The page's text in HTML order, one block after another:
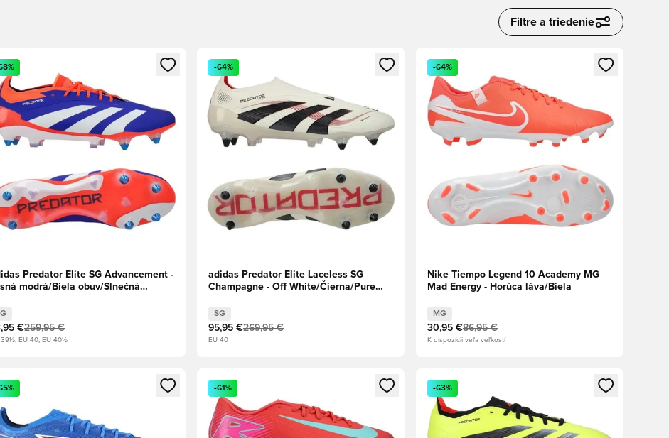
Filtre a triedenie
členmodál na prihlásenie alebo registráciu ako člen
Predator Elite SG Advancement -
modrá/Biela obuv/Slnečná
€259,95 €
39½, EU 40, EU 40½
Otvorí modál na prihlásenie alebo registráciu ako člen
-64%
adidas Predator Elite Laceless SG
Champagne - Off White/Čierna/Pure
SG
95,95 €269,95 €
EU 40
Otvorí modál na prihlásenie alebo registráciu ako
-64%
Nike Tiempo Legend 10 Academy MG
Mad Energy - Horúca láva/Biela
MG
30,95 €86,95 €
K dispozícii veľa veľkostí
členmodál na prihlásenie alebo registráciu ako členOtvorí modál na prihlásenie alebo registráciu ako člen
-61%
Otvorí modál na prihlásenie alebo registráciu ako
-63%